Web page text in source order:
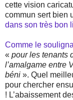
cette vision
commun sert bien
dans son très bon
Comme le
« pour les tenants
l’amalgame entre
béni ». Quel
pour chercher
! L’abaissement